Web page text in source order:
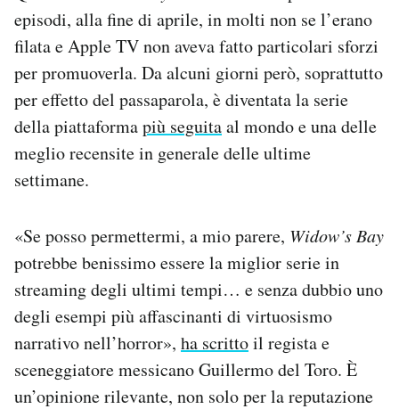
Notifiche mobile
Regala il Post
Hai bisogno di aiuto?
Esci
episodi, alla fine di aprile, in molti non se l’erano
filata e Apple TV non aveva fatto particolari sforzi
per promuoverla. Da alcuni giorni però, soprattutto
per effetto del passaparola, è diventata la serie
della piattaformapiù seguitaal mondo e una delle
meglio recensite in generale delle ultime
settimane.
«Se posso permettermi, a mio parere, Widow’s Bay
potrebbe benissimo essere la miglior serie in
streaming degli ultimi tempi… e senza dubbio uno
degli esempi più affascinanti di virtuosismo
narrativo nell’horror», ha scrittoil regista e
sceneggiatore messicano Guillermo del Toro. È
un’opinione rilevante, non solo per la reputazione